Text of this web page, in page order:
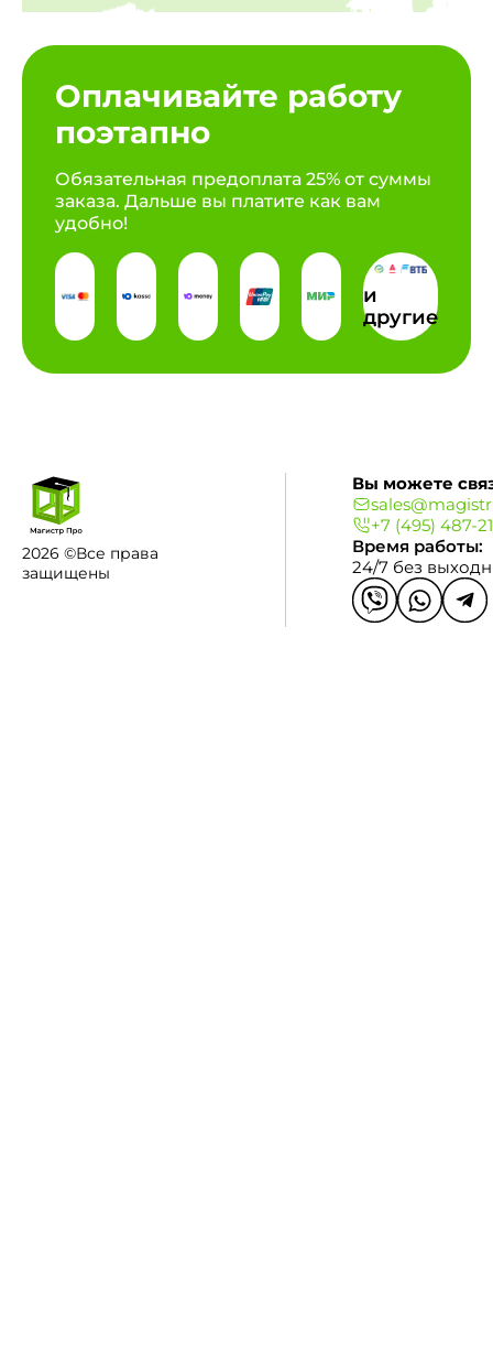
Оплачивайте работу
поэтапно
Обязательная предоплата 25% от суммы
заказа. Дальше вы платите как вам
удобно!
и
другие
2026 ©Все права
защищены
Вы можете
+7 (495) 487-
Время работы:
24/7 без